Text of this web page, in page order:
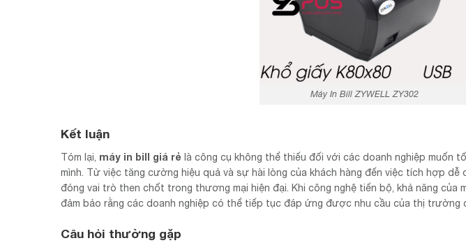
Máy In Bill ZYWELL ZY302
Kết luận
Tóm lại, máy in bill giá rẻ là công cụ không thể thiếu đối với các doanh nghiệp muốn
mình. Từ việc tăng cường hiệu quả và sự hài lòng của khách hàng đến việc tích hợp
đóng vai trò then chốt trong thương mại hiện đại. Khi công nghệ tiến bộ, khả năng của
đảm bảo rằng các doanh nghiệp có thể tiếp tục đáp ứng được nhu cầu của thị trường
Câu hỏi thường gặp